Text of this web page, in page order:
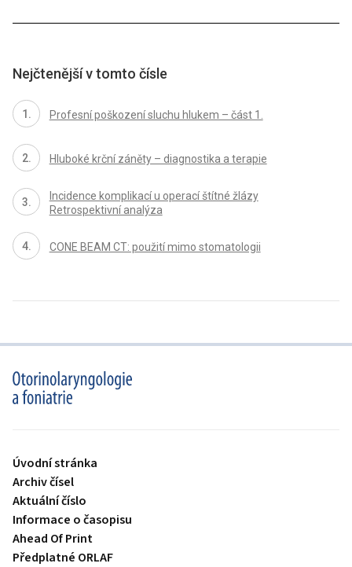
Nejčtenější v tomto čísle
Profesní poškození sluchu hlukem – část 1.
Hluboké krční záněty – diagnostika a terapie
Incidence komplikací u operací štítné žlázy
Retrospektivní analýza
CONE BEAM CT: použití mimo stomatologii
proLékaře.cz
Úvodní stránka
Archiv čísel
Aktuální číslo
Informace o časopisu
Ahead Of Print
Předplatné ORLAF